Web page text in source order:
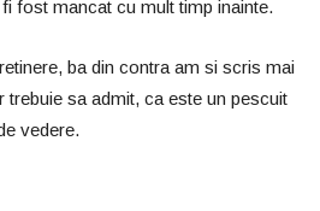
fost mancat cu mult timp inainte.
ba din contra am si scris mai
trebuie sa admit, ca este un pescuit
vedere.